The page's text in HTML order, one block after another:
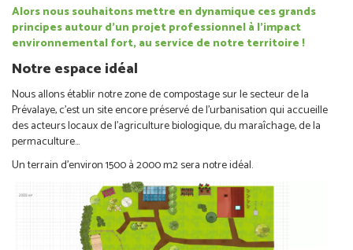
Alors nous souhaitons mettre en dynamique ces grands
principes autourd’un projet professionnel à l’impact
environnemental fort, au service de notre territoire !
Notre espace idéal
Nous allons établir notre zone de compostage sur le secteur de la
Prévalaye, c’est un site encore préservé de l’urbanisation qui accueille
des acteurs locaux de l’agriculture biologique, du maraîchage, de la
permaculture…
Un terrain d’environ 1500 à 2000 m2 sera notre idéal.